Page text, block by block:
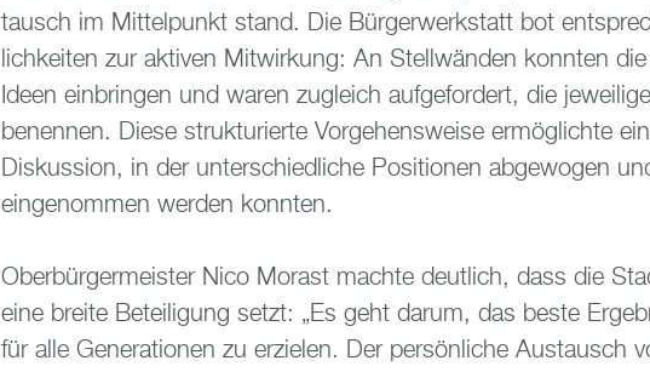
tausch im Mit­tel­punkt stand. Die Bür­ger­werk­statt bot
lich­kei­ten zur ak­ti­ven Mit­wir­kung: An Stell­wän­den konn­ten
Ideen ein­brin­gen und waren zu­gleich auf­ge­for­dert, die
be­nen­nen. Diese struk­tu­rier­te Vor­ge­hens­wei­se er­mög­lich­te
Dis­kus­si­on, in der un­ter­schied­li­che Po­si­tio­nen ab­ge­wo­gen
ein­ge­nom­men wer­den konn­ten.
Ober­bür­ger­meis­ter Nico Mo­rast mach­te deut­lich, dass die
eine brei­te Be­tei­li­gung setzt: „Es geht darum, das beste
für alle Ge­ne­ra­tio­nen zu er­zie­len. Der per­sön­li­che Aus­tausch